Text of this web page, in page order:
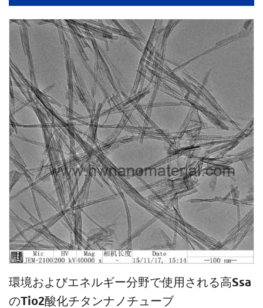
環境およびエネルギー分野で使用される高ssa
のtio2酸化チタンナノチューブ